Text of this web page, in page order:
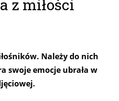
z miłości
Należy do nich
swoje emocje ubrała w